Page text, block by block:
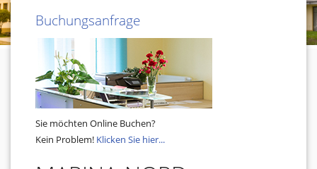
Buchungsanfrage
Sie möchten Online Buchen?
Kein Problem! Klicken Sie hier...